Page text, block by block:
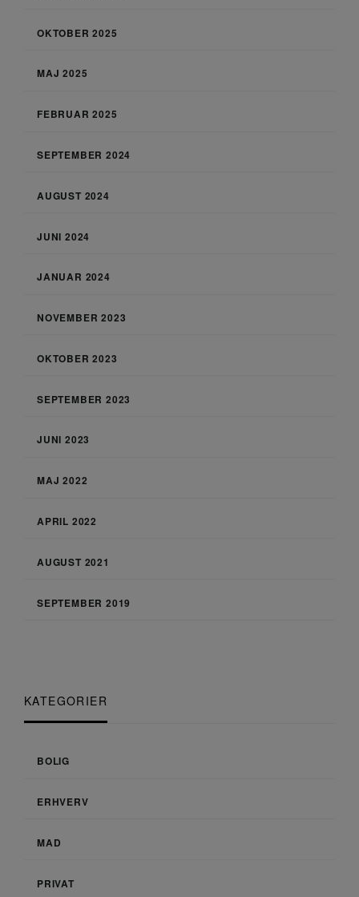
OKTOBER 2025
MAJ 2025
FEBRUAR 2025
SEPTEMBER 2024
AUGUST 2024
JUNI 2024
JANUAR 2024
NOVEMBER 2023
OKTOBER 2023
SEPTEMBER 2023
JUNI 2023
MAJ 2022
APRIL 2022
AUGUST 2021
SEPTEMBER 2019
KATEGORIER
BOLIG
ERHVERV
MAD
PRIVAT